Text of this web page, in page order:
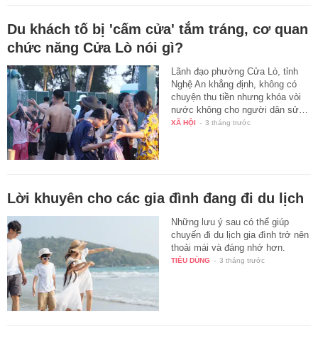
Du khách tố bị 'cấm cửa' tắm tráng, cơ quan
chức năng Cửa Lò nói gì?
Lãnh đạo phường Cửa Lò, tỉnh
Nghệ An khẳng định, không có
chuyện thu tiền nhưng khóa vòi
nước không cho người dân sử…
XÃ HỘI - 3 tháng trước
Lời khuyên cho các gia đình đang đi du lịch
Những lưu ý sau có thể giúp
chuyến đi du lịch gia đình trở nên
thoải mái và đáng nhớ hơn.
TIÊU DÙNG - 3 tháng trước